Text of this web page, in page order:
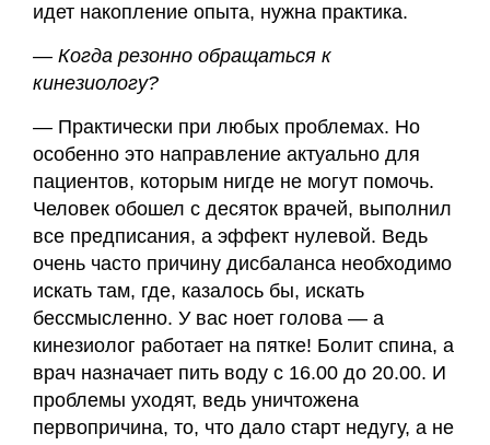
идет накопление опыта, нужна практика.
— Когда резонно обращаться к
кинезиологу?
— Практически при любых проблемах. Но
особенно это направление актуально для
пациентов, которым нигде не могут помочь.
Человек обошел с десяток врачей, выполнил
все предписания, а эффект нулевой. Ведь
очень часто причину дисбаланса необходимо
искать там, где, казалось бы, искать
бессмысленно. У вас ноет голова — а
кинезиолог работает на пятке! Болит спина, а
врач назначает пить воду с 16.00 до 20.00. И
проблемы уходят, ведь уничтожена
первопричина, то, что дало старт недугу, а не